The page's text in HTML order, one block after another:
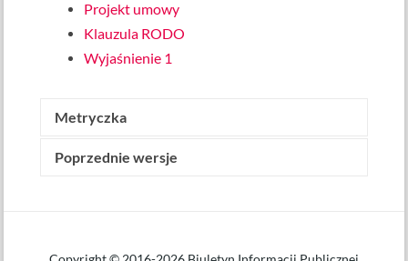
Projekt umowy
Klauzula RODO
Wyjaśnienie 1
Metryczka
Wytworzone przez:
Data udostępnienia: 26 października 2021 o
Poprzednie wersje